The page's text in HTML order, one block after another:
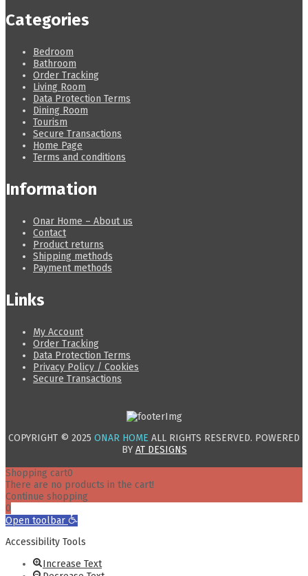
Categories
Bedroom
Bathroom
Order Tracking
Living Room
Data Protection Terms
Dining Room
Tourism
Secure Transactions
Home Page
Terms and conditions
Information
Onar Home – About us
Contact
Product returns
Shipping methods
Payment methods
Links
My Account
Order Tracking
Data Protection Terms
Privacy Policy / Cookies
Secure Transactions
COPYRIGHT © 2025 ONAR HOME ALL RIGHTS RESERVED. POWERED
BY AT DESIGNS
Shopping cart0
There are no products in the cart!
Continue shopping
0
Open toolbar
Accessibility Tools
Increase Text